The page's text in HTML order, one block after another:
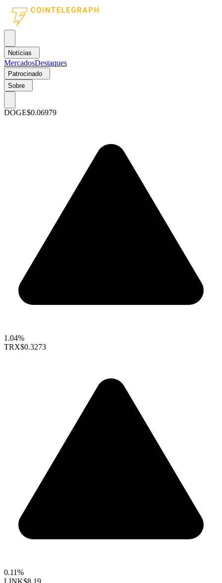
Notícias
MercadosDestaques
Patrocinado
Sobre
DOGE$0.06979
1.04%
TRX$0.3273
0.11%
LINK$8.19